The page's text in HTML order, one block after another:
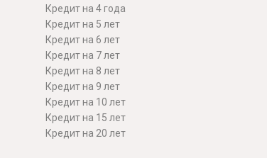
Кредит на 4 года
Кредит на 5 лет
Кредит на 6 лет
Кредит на 7 лет
Кредит на 8 лет
Кредит на 9 лет
Кредит на 10 лет
Кредит на 15 лет
Кредит на 20 лет